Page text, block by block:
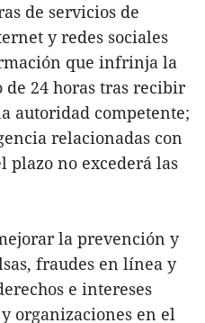
de servicios de
y redes sociales
que infrinja la
24 horas tras recibir
autoridad competente;
relacionadas con
plazo no excederá las
la prevención y
fraudes en línea y
e intereses
organizaciones en el